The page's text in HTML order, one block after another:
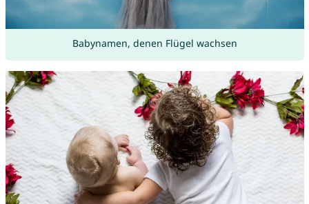
Babynamen, denen Flügel wachsen